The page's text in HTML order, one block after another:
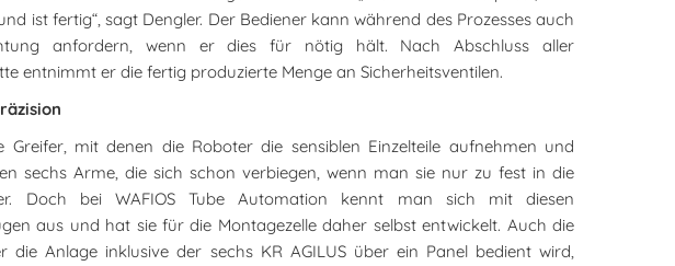
ist fertig“, sagt Dengler. Der Bediener kann während des Prozesses auch
anfordern, wenn er dies für nötig hält. Nach Abschluss aller
entnimmt er die fertig produzierte Menge an Sicherheitsventilen.
Greifer, mit denen die Roboter die sensiblen Einzelteile aufnehmen und
sechs Arme, die sich schon verbiegen, wenn man sie nur zu fest in die
Doch bei WAFIOS Tube Automation kennt man sich mit diesen
aus und hat sie für die Montagezelle daher selbst entwickelt. Auch die
die Anlage inklusive der sechs KR AGILUS über ein Panel bedient wird,